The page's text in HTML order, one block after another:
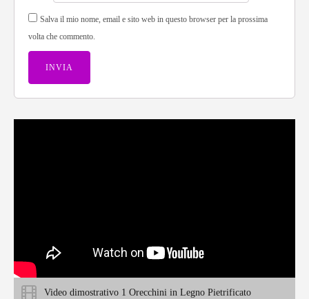
Salva il mio nome, email e sito web in questo browser per la prossima
volta che commento.
Video dimostrativo 1 Orecchini in Legno Pietrificato